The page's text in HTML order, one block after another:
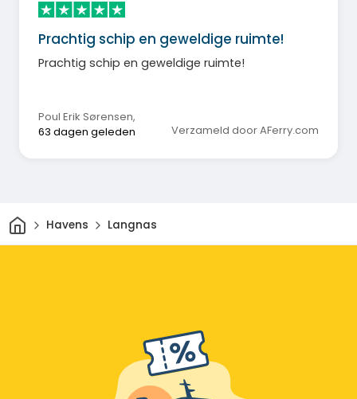
Prachtig schip en geweldige ruimte!
Prachtig schip en geweldige ruimte!
Poul Erik Sørensen,
63 dagen geleden
Verzameld door AFerry.com
ThuisHavens Langnas